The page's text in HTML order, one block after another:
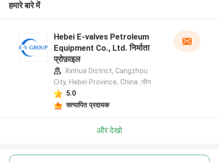
हमारे बारे में
Hebei E-valves Petroleum
Equipment Co., Ltd. निर्माता
प्रोफ़ाइल
Xinhua District, Cangzhou
City, Hebei Province, China ,चीन
5.0
सत्यापित प्रदायक
और देखो